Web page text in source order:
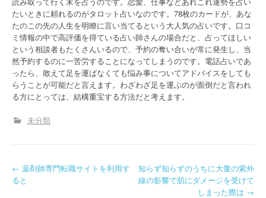
たいときに頼れるのがタロット占いなのです。78枚のカードが、あな
たのこの先の人生を明瞭に言い当てるという大人気の占いです。口コ
ミ情報の中で高評価を得ている占い師さんの場合だと、占ってほしい
という相談者もたくさんいるので、予約の奪い合いが常に発生し、当
然予約するのに一苦労することになってしまうのです。電話占いであ
ったら、敢えて足を運ばなくても悩み事についてアドバイスをしても
らうことが可能だと言えます。わざわざ足を運ぶのが面倒だと言われ
る方にとっては、結構重宝する方法だと考えます。
未分類
P
← 薬剤師専門転職サイトを利用す
ると
知らず知らずのうちに大量の紫外
線の影響で肌にダメージを受けて
しまった際は →